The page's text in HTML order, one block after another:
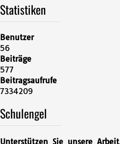
Statistiken
Benutzer
56
Beiträge
577
Beitragsaufrufe
7334209
Schulengel
Unterstützen Sie unsere